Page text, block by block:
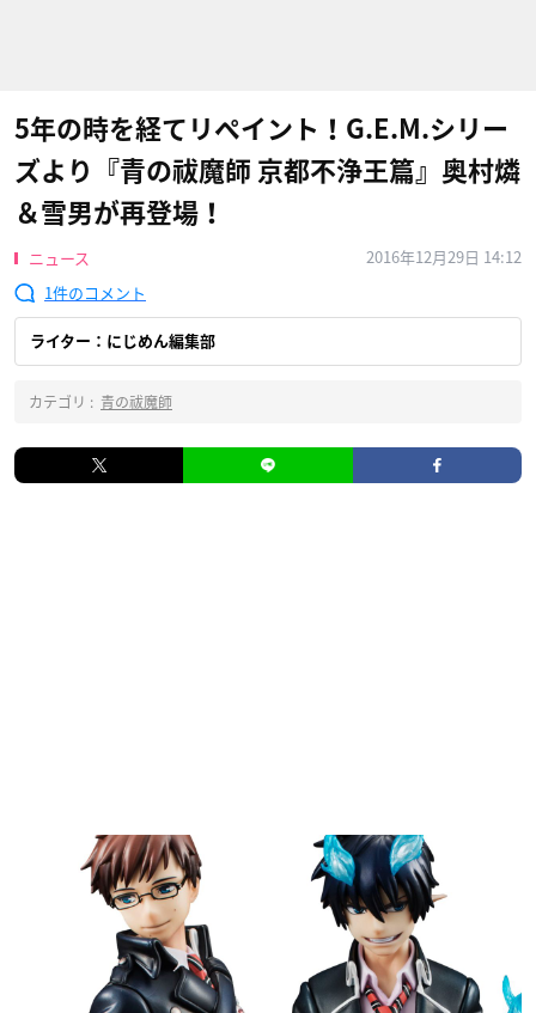
5年の時を経てリペイント！G.E.M.シリー
ズより『青の祓魔師 京都不浄王篇』奥村燐
＆雪男が再登場！
ニュース
2016年12月29日 14:12
1
ライター：にじめん編集部
カテゴリ : 青の祓魔師